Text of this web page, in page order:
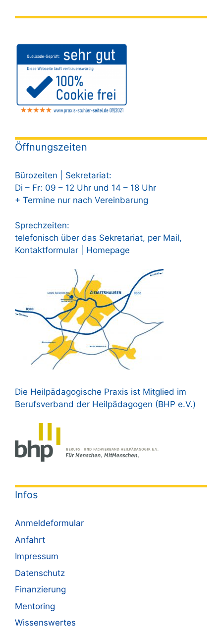
Öffnungszeiten
Bürozeiten | Sekretariat:
Di – Fr: 09 – 12 Uhr und 14 – 18 Uhr
+ Termine nur nach Vereinbarung
Sprechzeiten:
telefonisch über das Sekretariat, per Mail,
Kontaktformular | Homepage
Die Heilpädagogische Praxis ist Mitglied im
Berufsverband der Heilpädagogen (BHP e.V.)
Infos
Anmeldeformular
Anfahrt
Impressum
Datenschutz
Finanzierung
Mentoring
Wissenswertes